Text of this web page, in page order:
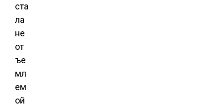
ста
ла
не
от
ъе
мл
ем
ой